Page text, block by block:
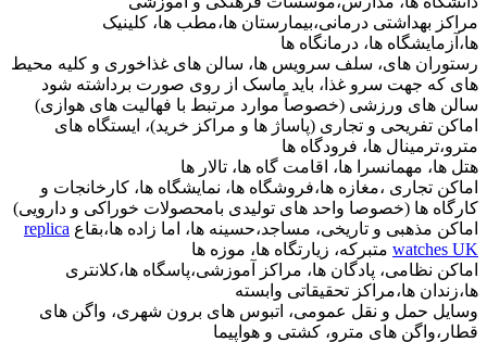
مراکز بهداشتی درمانی،بیمارستان ها،مطب ها، کلینیک
ها،آزمایشگاه ها، درمانگاه ها
رستوران های، سلف سرویس ها، سالن های غذاخوری و کلیه محیط
های که جهت سرو غذا، باید ماسک از روی صورت برداشته شود
سالن های ورزشی (خصوصاً موارد مرتبط با فهالیت های هوازی)
اماکن تفریحی و تجاری (پاساژ ها و مراکز خرید)، ایستگاه های
مترو،ترمینال ها، فرودگاه ها
هتل ها، مهمانسرا ها، اقامت گاه ها، تالار ها
اماکن تجاری ،مغازه ها،فروشگاه ها، نمایشگاه ها، کارخانجات و
کارگاه ها (خصوصا واحد های تولیدی بامحصولات خوراکی و دارویی)
اماکن مذهبی و تاریخی، مساجد،حسینه ها، اما زاده ها،بقاع replica
watches UK متبرکه، زیارتگاه ها، موزه ها
اماکن نظامی، پادگان ها، مراکز آموزشی،پاسگاه ها،کلانتری
ها،زندان ها،مراکز تحقیقاتی وابسته
وسایل حمل و نقل عمومی، اتبوس های برون شهری، واگن های
قطار،واگن های مترو، کشتی و هواپیما